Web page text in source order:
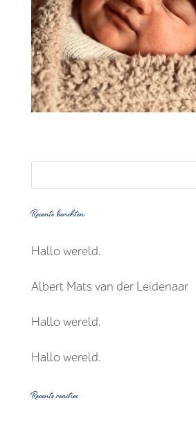
Recente berichten
Hallo wereld.
Albert Mats van der Leidenaar
Hallo wereld.
Hallo wereld.
Recente reacties